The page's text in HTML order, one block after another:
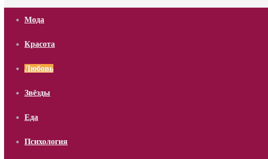
Мода
Красота
Любовь
Звёзды
Еда
Психология